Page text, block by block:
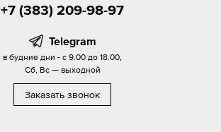
+7 (383) 209-98-97
Telegram
в будние дни - с 9.00 до 18.00,
Сб, Вс — выходной
Заказать звонок